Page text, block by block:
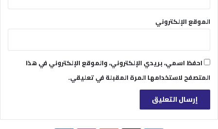
الموقع الإلكتروني
احفظ اسمي، بريدي الإلكتروني، والموقع الإلكتروني في هذا
المتصفح لاستخدامها المرة المقبلة في تعليقي.